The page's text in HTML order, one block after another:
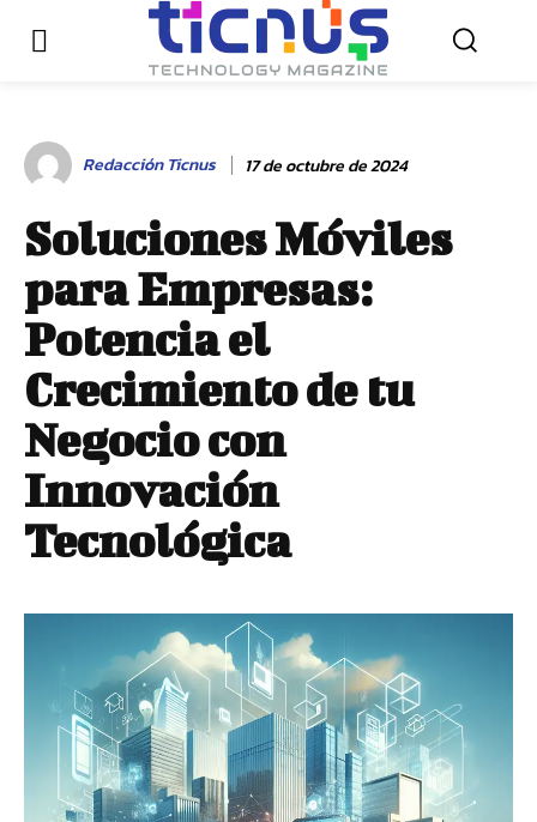
Redacción Ticnus 17 de octubre de 2024
Soluciones Móviles
para Empresas:
Potencia el
Crecimiento de tu
Negocio con
Innovación
Tecnológica